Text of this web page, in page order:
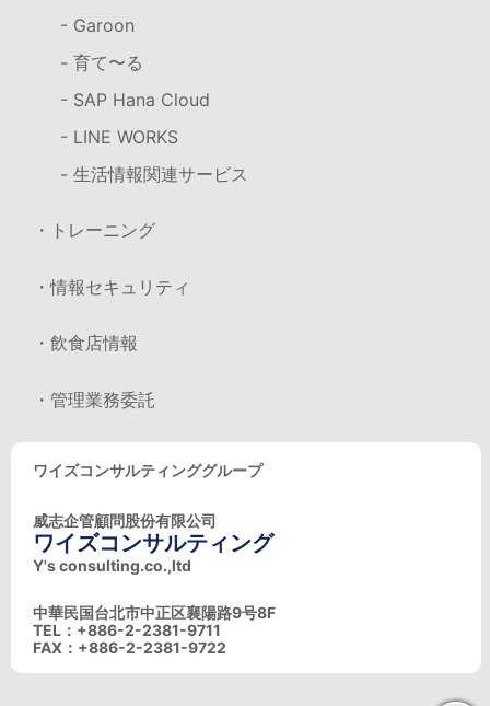
- Garoon
- 育て〜る
- SAP Hana Cloud
- LINE WORKS
- 生活情報関連サービス
・トレーニング
・情報セキュリティ
・飲食店情報
・管理業務委託
ワイズコンサルティンググループ
威志企管顧問股份有限公司
ワイズコンサルティング
Y's consulting.co.,ltd
中華民国台北市中正区襄陽路9号8F
TEL：+886-2-2381-9711
FAX：+886-2-2381-9722